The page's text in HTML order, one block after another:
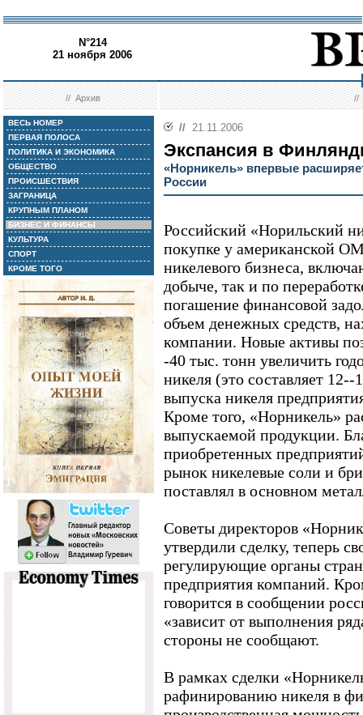
N°214
21 ноября 2006
//Архив //
ВЕСЬ НОМЕР
ПЕРВАЯ ПОЛОСА
ПОЛИТИКА И ЭКОНОМИКА
ОБЩЕСТВО
ПРОИСШЕСТВИЯ
ЗАГРАНИЦА
КРУПНЫМ ПЛАНОМ
БИЗНЕС И ФИНАНСЫ
КУЛЬТУРА
СПОРТ
КРОМЕ ТОГО
// 21.11.2006
Экспансия в
«Норникель» впервые
России
Российский «Норильский
покупке у американской
никелевого бизнеса,
добыче, так и по
погашение финансовой
объем денежных средств,
компании. Новые активы
-40 тыс. тонн увеличить
никеля (это составляет
выпуска никеля
Кроме того, «Норникель»
выпускаемой продукции.
приобретенных
рынок никелевые соли и
поставлял в основном
Советы директоров
утвердили сделку, теперь
регулирующие органы
предприятия компаний.
говорится в сообщении
«зависит от выполнения
стороны не сообщают.
В рамках сделки
рафинированию никеля в